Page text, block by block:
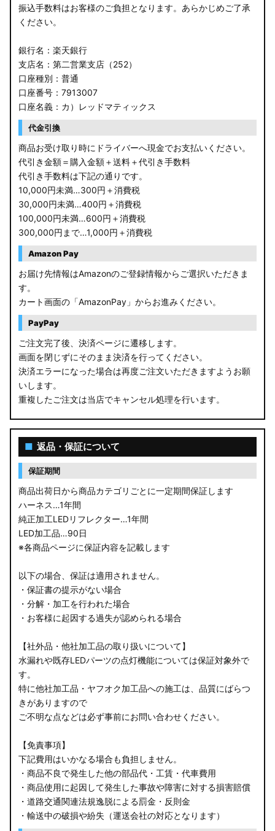
振込手数料はお客様のご負担となります。あらかじめご了承
ください。
銀行名：楽天銀行
支店名：第二営業支店（252）
口座種別：普通
口座番号：7913007
口座名義：カ）レッドマティックス
代金引換
商品お受け取り時にドライバーへ現金でお支払いください。
代引き金額＝購入金額＋送料＋代引き手数料
代引き手数料は下記の通りです。
10,000円未満…300円＋消費税
30,000円未満…400円＋消費税
100,000円未満…600円＋消費税
300,000円まで…1,000円＋消費税
Amazon Pay
お届け先情報はAmazonのご登録情報からご選択いただきま
す。
カート画面の「AmazonPay」からお進みください。
PayPay
ご注文完了後、決済ページに遷移します。
画面を閉じずにそのまま決済を行ってください。
決済エラーになった場合は再度ご注文いただきますようお願
いします。
重複したご注文は当店でキャンセル処理を行います。
■ 返品・保証について
保証期間
商品出荷日から商品カテゴリごとに一定期間保証します
ハーネス…1年間
純正加工LEDリフレクター…1年間
LED加工品…90日
※各商品ページに保証内容を記載します
以下の場合、保証は適用されません。
・保証書の提示がない場合
・分解・加工を行われた場合
・お客様に起因する過失が認められる場合
【社外品・他社加工品の取り扱いについて】
水漏れや既存LEDパーツの点灯機能については保証対象外で
す。
特に他社加工品・ヤフオク加工品への施工は、品質にばらつ
きがありますので
ご不明な点などは必ず事前にお問い合わせください。
【免責事項】
下記費用はいかなる場合も負担しません。
・商品不良で発生した他の部品代・工賃・代車費用
・商品使用に起因して発生した事故や障害に対する損害賠償
・道路交通関連法規逸脱による罰金・反則金
・輸送中の破損や紛失（運送会社の対応となります）